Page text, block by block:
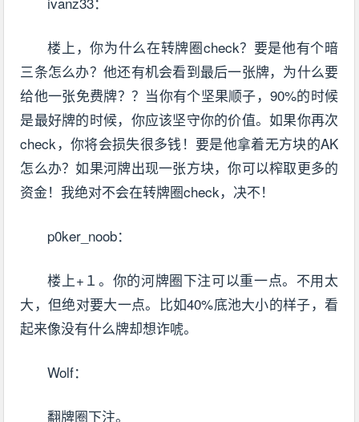
楼上，你为什么在转牌圈check？要是他有个暗
三条怎么办？他还有机会看到最后一张牌，为什么要
给他一张免费牌？？当你有个坚果顺子，90%的时候
是最好牌的时候，你应该坚守你的价值。如果你再次
check，你将会损失很多钱！要是他拿着无方块的AK
怎么办？如果河牌出现一张方块，你可以榨取更多的
资金！我绝对不会在转牌圈check，决不！
p0ker_noob：
楼上+１。你的河牌圈下注可以重一点。不用太
大，但绝对要大一点。比如40%底池大小的样子，看
起来像没有什么牌却想诈唬。
Wolf：
翻牌圈下注。